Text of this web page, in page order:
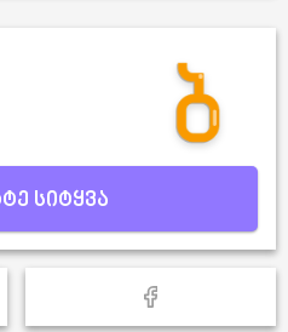
სიტყვა